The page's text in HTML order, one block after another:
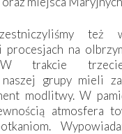
też
procesjach na
W trakcie
grupy mieli
modlitwy. W
atmosfera